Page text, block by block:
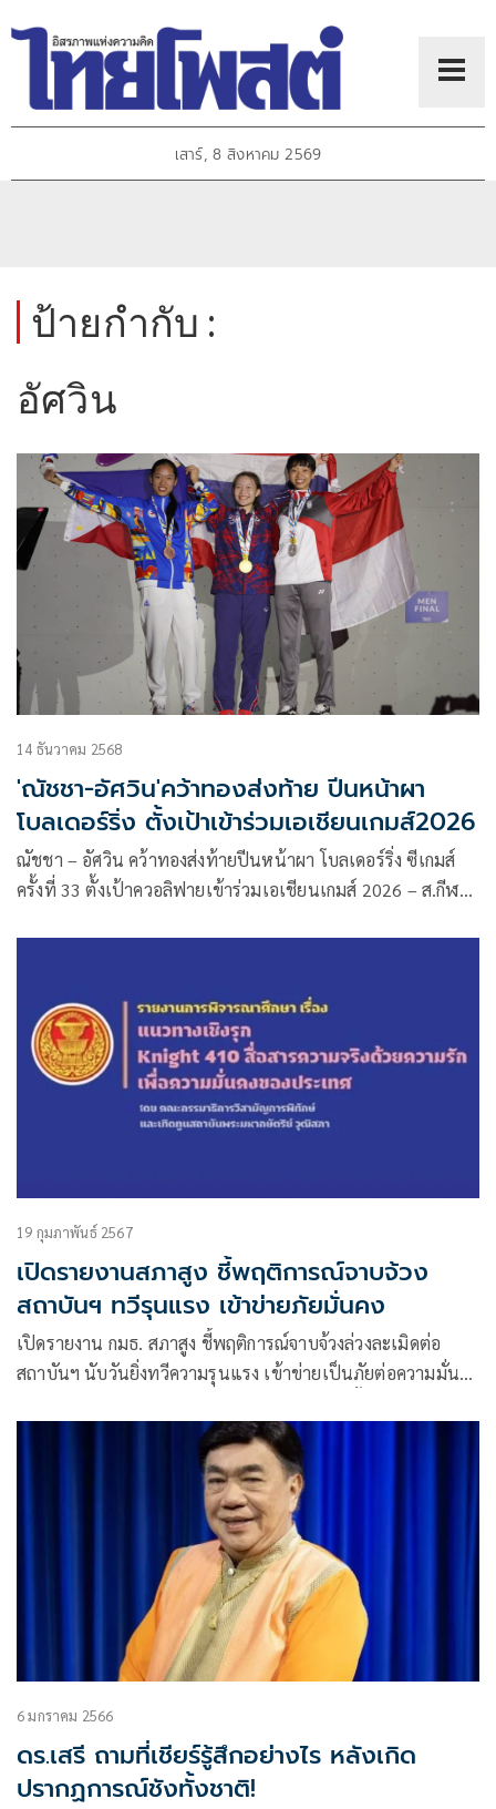
เสาร์, 8 สิงหาคม 2569
ป้ายกำกับ :
อัศวิน
14 ธันวาคม 2568
'ณัชชา-อัศวิน'คว้าทองส่งท้าย ปีนหน้าผา
โบลเดอร์ริ่ง ตั้งเป้าเข้าร่วมเอเชียนเกมส์2026
ณัชชา – อัศวิน คว้าทองส่งท้ายปีนหน้าผา โบลเดอร์ริ่ง ซีเกมส์
ครั้งที่ 33 ตั้งเป้าควอลิฟายเข้าร่วมเอเชียนเกมส์ 2026 – ส.กีฬา
19 กุมภาพันธ์ 2567
เปิดรายงานสภาสูง ชี้พฤติการณ์จาบจ้วง
สถาบันฯ ทวีรุนแรง เข้าข่ายภัยมั่นคง
เปิดรายงาน กมธ. สภาสูง ชี้พฤติการณ์จาบจ้วงล่วงละเมิดต่อ
สถาบันฯ นับวันยิ่งทวีความรุนแรง เข้าข่ายเป็นภัยต่อความมั่นคง
6 มกราคม 2566
ดร.เสรี ถามที่เชียร์รู้สึกอย่างไร หลังเกิด
ปรากฏการณ์ชังทั้งชาติ!